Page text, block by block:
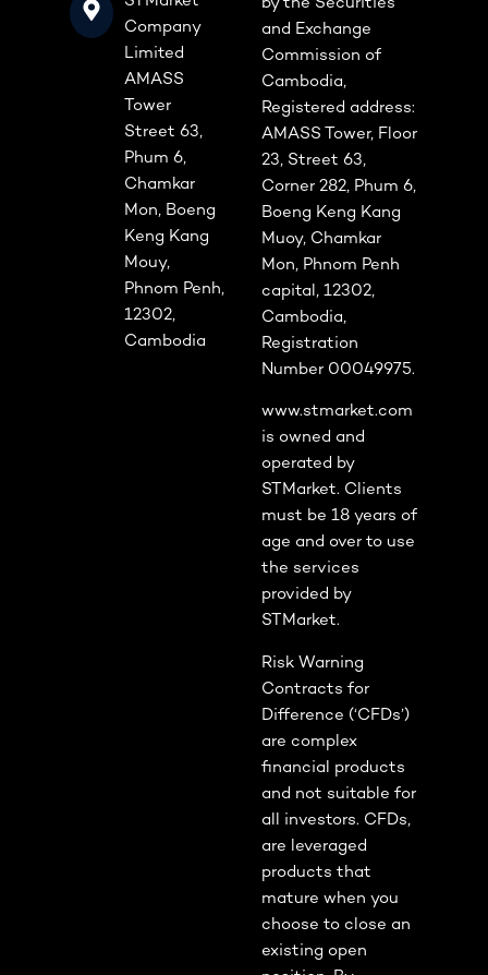
Company
Limited
AMASS
Tower
Street 63,
Phum 6,
Chamkar
Mon, Boeng
Keng Kang
Mouy,
Phnom Penh,
12302,
Cambodia
and Exchange
Commission of
Cambodia,
Registered address:
AMASS Tower, Floor
23, Street 63,
Corner 282, Phum 6,
Boeng Keng Kang
Muoy, Chamkar
Mon, Phnom Penh
capital, 12302,
Cambodia,
Registration
Number 00049975.
www.stmarket.com
is owned and
operated by
STMarket. Clients
must be 18 years of
age and over to use
the services
provided by
STMarket.
Risk Warning
Contracts for
Difference (‘CFDs’)
are complex
financial products
and not suitable for
all investors. CFDs,
are leveraged
products that
mature when you
choose to close an
existing open